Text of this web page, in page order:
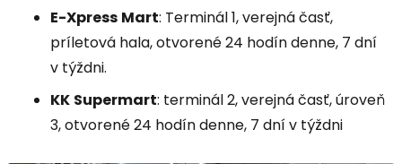
E-Xpress Mart: Terminál 1, verejná časť,
príletová hala, otvorené 24 hodín denne, 7 dní
v týždni.
KK Supermart: terminál 2, verejná časť, úroveň
3, otvorené 24 hodín denne, 7 dní v týždni